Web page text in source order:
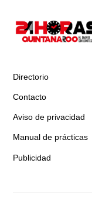
Directorio
Contacto
Aviso de privacidad
Manual de prácticas
Publicidad